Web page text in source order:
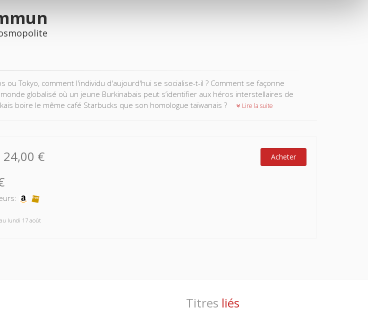
ou Tokyo, comment l'individu d'aujourd'hui se socialise-t-il ? Comment se façonne
globalisé où un jeune Burkinabais peut s’identifier aux héros interstellaires de
boire le même café Starbucks que son homologue taïwanais ?
Lire la suite
24,00 € Acheter
lundi 17 août
Titres liés